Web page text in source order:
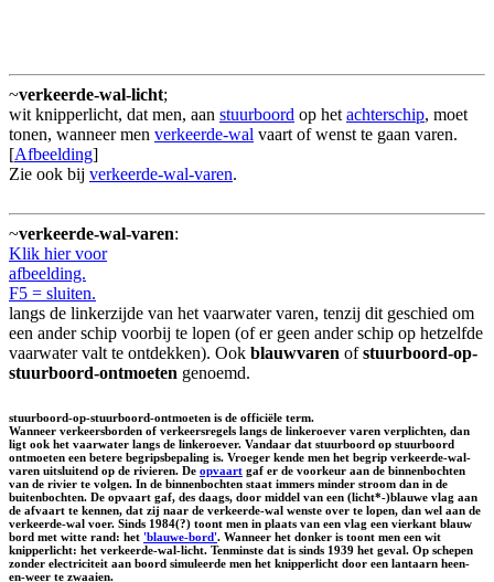
~verkeerde-wal-licht;
wit knipperlicht, dat men, aan stuurboord op hetachterschip, moet
tonen, wanneer men verkeerde-wal vaart of wenst te gaan varen.
[Afbeelding]
Zie ook bij verkeerde-wal-varen.
~verkeerde-wal-varen:
Klik hier voor
afbeelding.
F5 = sluiten.
langs de linkerzijde van het vaarwater varen, tenzij dit geschied om
een ander schip voorbij te lopen (of er geen ander schip op hetzelfde
vaarwater valt te ontdekken). Ook blauwvaren ofstuurboord-op-
stuurboord-ontmoeten genoemd.
stuurboord-op-stuurboord-ontmoeten is de officiële term.
Wanneer verkeersborden of verkeersregels langs de linkeroever varen verplichten, dan
ligt ook het vaarwater langs de linkeroever. Vandaar dat stuurboord op stuurboord
ontmoeten een betere begripsbepaling is. Vroeger kende men het begrip verkeerde-wal-
varen uitsluitend op de rivieren. De opvaart gaf er de voorkeur aan de binnenbochten
van de rivier te volgen. In de binnenbochten staat immers minder stroom dan in de
buitenbochten. De opvaart gaf, des daags, door middel van een (licht*-)blauwe vlag aan
de afvaart te kennen, dat zij naar de verkeerde-wal wenste over te lopen, dan wel aan de
verkeerde-wal voer. Sinds 1984(?) toont men in plaats van een vlag een vierkant blauw
bord met witte rand: het 'blauwe-bord'. Wanneer het donker is toont men een wit
knipperlicht: het verkeerde-wal-licht. Tenminste dat is sinds 1939 het geval. Op schepen
zonder electriciteit aan boord simuleerde men het knipperlicht door een lantaarn heen-
en-weer te zwaaien.